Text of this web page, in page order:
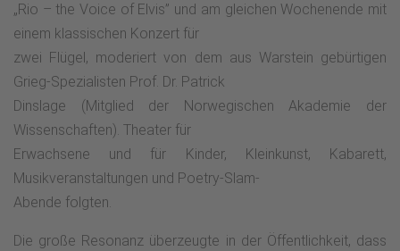
„Rio – the Voice of Elvis” und am gleichen Wochenende mit
einem klassischen Konzert für
zwei Flügel, moderiert von dem aus Warstein gebürtigen
Grieg-Spezialisten Prof. Dr. Patrick
Dinslage (Mitglied der Norwegischen Akademie der
Wissenschaften). Theater für
Erwachsene und für Kinder, Kleinkunst, Kabarett,
Musikveranstaltungen und Poetry-Slam-
Abende folgten.
Die große Resonanz überzeugte in der Öffentlichkeit, dass